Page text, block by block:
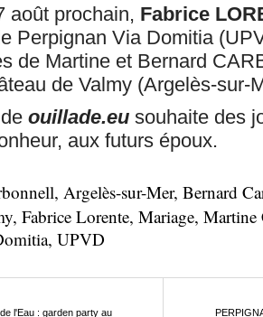
août prochain, Fabrice
Perpignan Via Domitia
de Martine et Bernard
de Valmy (Argelès-sur-
ouillade.eu souhaite des
aux futurs époux.
, Argelès-sur-Mer, Bernard
, Fabrice Lorente, Mariage, Martine
, UPVD
l'Eau : garden party au